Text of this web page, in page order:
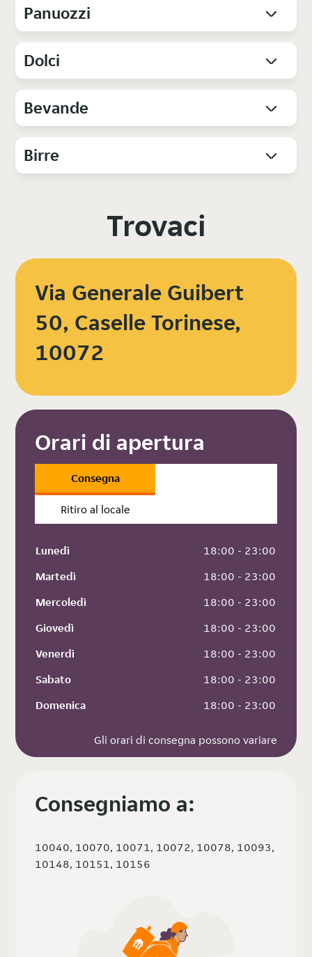
Panuozzi
Dolci
Bevande
Birre
Trovaci
Via Generale Guibert
50, Caselle Torinese,
10072
Orari di apertura
Consegna
Ritiro al locale
Lunedì
18:00 - 23:00
Martedì
18:00 - 23:00
Mercoledì
18:00 - 23:00
Giovedì
18:00 - 23:00
Venerdì
18:00 - 23:00
Sabato
18:00 - 23:00
Domenica
18:00 - 23:00
Gli orari di consegna possono variare
Consegniamo a:
10040, 10070, 10071, 10072, 10078, 10093,
10148, 10151, 10156